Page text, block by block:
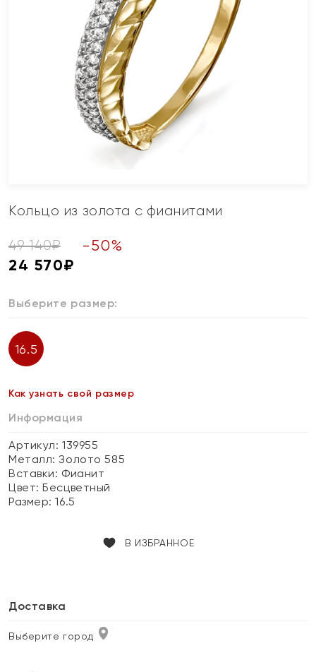
Кольцо из золота с фианитами
49 140₽ -50%
24 570₽
Выберите размер:
16.5
Как узнать свой размер
Информация
Артикул: 139955
Металл:Золото 585
Вставки: Фианит
Цвет:Бесцветный
Размер:16.5
В ИЗБРАННОЕ
Доставка
Выберите город